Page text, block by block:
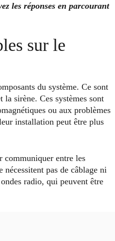
les réponses en parcourant
sur le
du système. Ce sont
la sirène. Ces systèmes sont
ou aux problèmes
installation peut être plus
communiquer entre les
pas de câblage ni
radio, qui peuvent être